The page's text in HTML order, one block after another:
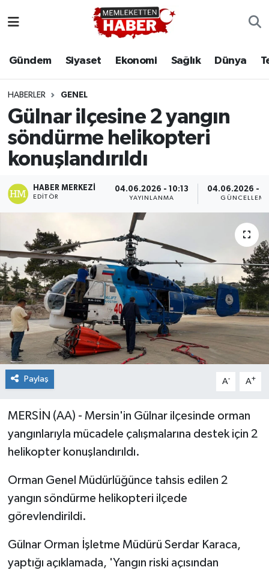
Gündem Siyaset Ekonomi Sağlık Dünya
HABERLER GENEL
Gülnar ilçesine 2 yangın
söndürme helikopteri
konuşlandırıldı
HABER MERKEZI
EDITÖR
04.06.2026 - 10:13
YAYINLANMA
04.06.2026 -
GÜNCELLEME
Paylaş A- A+
MERSİN (AA) - Mersin'in Gülnar ilçesinde orman
yangınlarıyla mücadele çalışmalarına destek için 2
helikopter konuşlandırıldı.
Orman Genel Müdürlüğünce tahsis edilen 2
yangın söndürme helikopteri ilçede
görevlendirildi.
Gülnar Orman İşletme Müdürü Serdar Karaca,
yaptığı açıklamada, 'Yangın riski açısından